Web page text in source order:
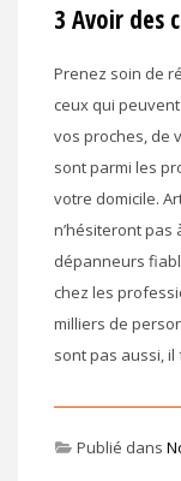
3 Avoir des
Prenez soin de
ceux qui
vos proches, de
sont parmi les
votre domicile.
n’hésiteront pas
dépanneurs
chez les
milliers de
sont pas aussi,
Publié dans